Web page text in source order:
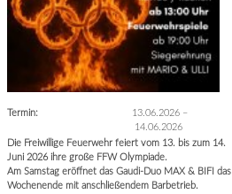
Termin: 13.06.2026 –
14.06.2026
Die Freiwillige Feuerwehr feiert vom 13. bis zum 14.
Juni 2026 ihre große FFW Olympiade.
Am Samstag eröffnet das Gaudi-Duo MAX & BIFI das
Wochenende mit anschließendem Barbetrieb.